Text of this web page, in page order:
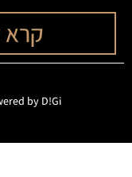
קרא
by D!Gi